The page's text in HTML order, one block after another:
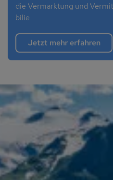
die Vermarktung und
bi­lie
Jetzt mehr erfahren
Nendaz Berge Schafe